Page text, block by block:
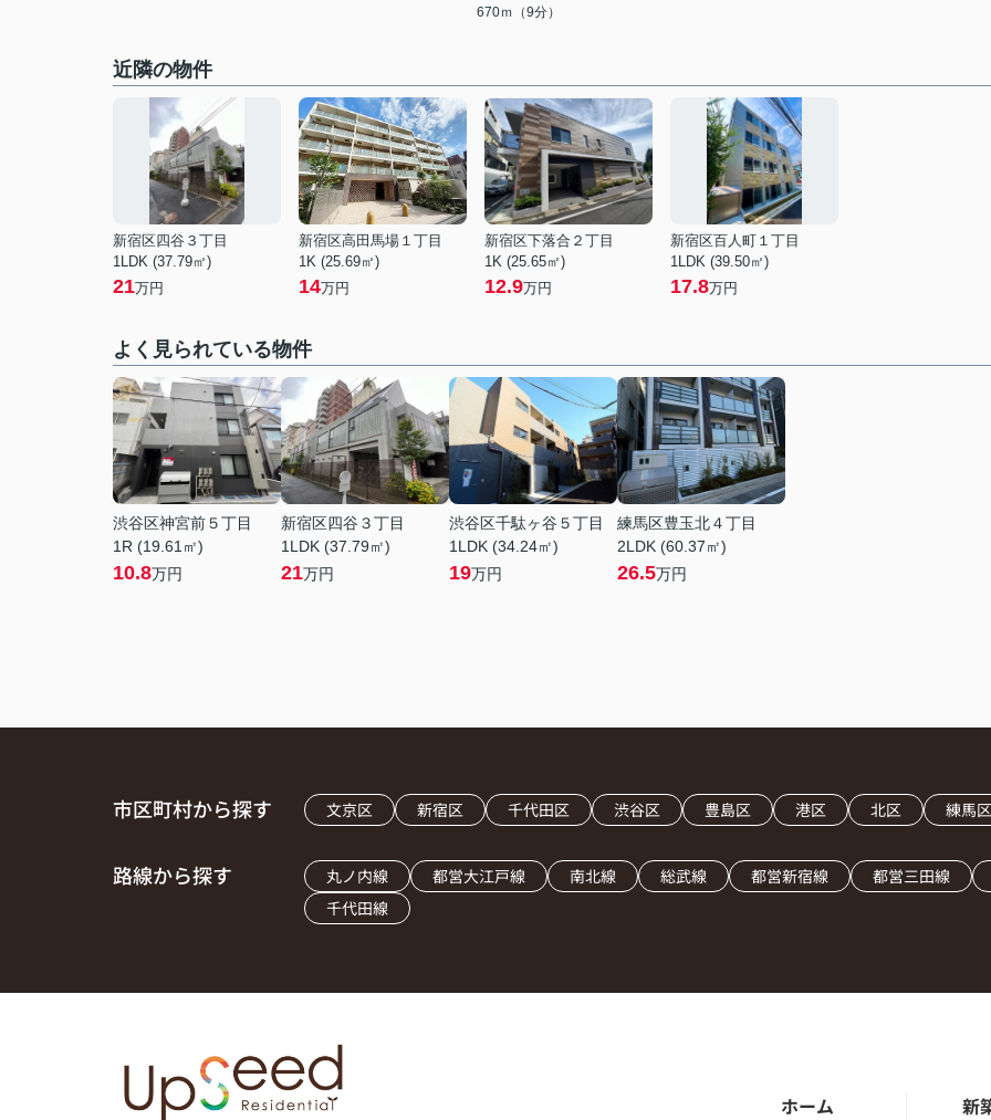
670ｍ（9分）
近隣の物件
新宿区四谷３丁目
1LDK (37.79㎡)
21万円
新宿区高田馬場１丁目
1K (25.69㎡)
14万円
新宿区下落合２丁目
1K (25.65㎡)
12.9万円
新宿区百人町１丁目
1LDK (39.50㎡)
17.8万円
よく見られている物件
渋谷区神宮前５丁目
1R (19.61㎡)
10.8万円
新宿区四谷３丁目
1LDK (37.79㎡)
21万円
渋谷区千駄ヶ谷５丁目
1LDK (34.24㎡)
19万円
練馬区豊玉北４丁目
2LDK (60.37㎡)
26.5万円
市区町村から探す 文京区 新宿区 千代田区 渋谷区 豊島区 港区 北区 練馬区
路線から探す 丸ノ内線 都営大江戸線 南北線 総武線 都営新宿線 都営三田線
千代田線
ホーム 新